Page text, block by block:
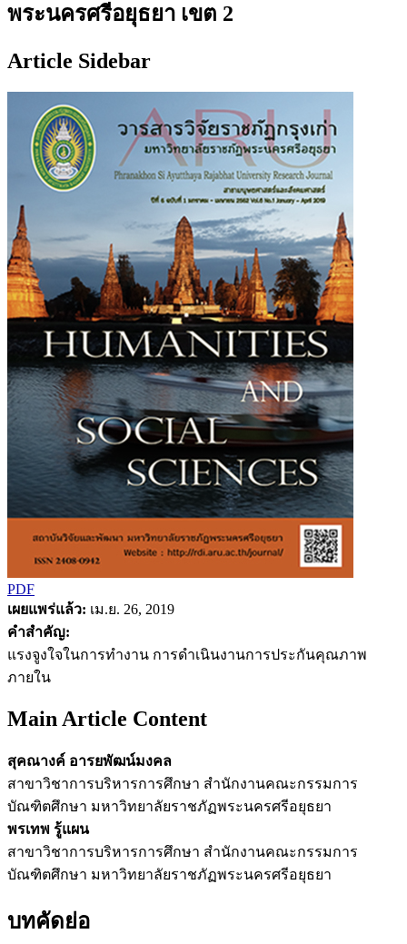
พระนครศรีอยุธยา เขต 2
Article Sidebar
PDF
เผยแพร่แล้ว: เม.ย. 26, 2019
คำสำคัญ:
แรงจูงใจในการทำงาน การดำเนินงานการประกันคุณภาพ
ภายใน
Main Article Content
สุคณางค์ อารยพัฒน์มงคล
สาขาวิชาการบริหารการศึกษา สำนักงานคณะกรรมการ
บัณฑิตศึกษา มหาวิทยาลัยราชภัฏพระนครศรีอยุธยา
พรเทพ รู้แผน
สาขาวิชาการบริหารการศึกษา สำนักงานคณะกรรมการ
บัณฑิตศึกษา มหาวิทยาลัยราชภัฏพระนครศรีอยุธยา
บทคัดย่อ